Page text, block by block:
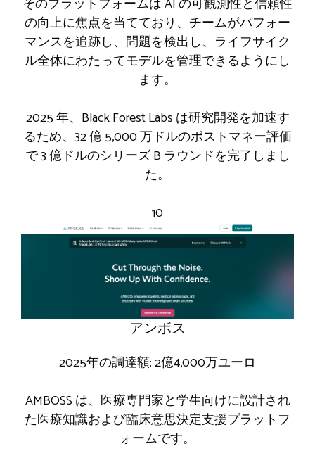
の向上に焦点を当てており、チームがパフォー
マンスを追跡し、問題を検出し、ライフサイク
ル全体にわたってモデルを管理できるようにし
ます。
2025 年、Black Forest Labs は研究開発を加速す
るため、32 億 5,000 万ドルのポストマネー評価
で 3 億ドルのシリーズ B ラウンドを完了しまし
た。
10
アンボス
2025年の調達額: 2億4,000万ユーロ
AMBOSS は、医療専門家と学生向けに設計され
た医療知識および臨床意思決定支援プラットフ
ォームです。